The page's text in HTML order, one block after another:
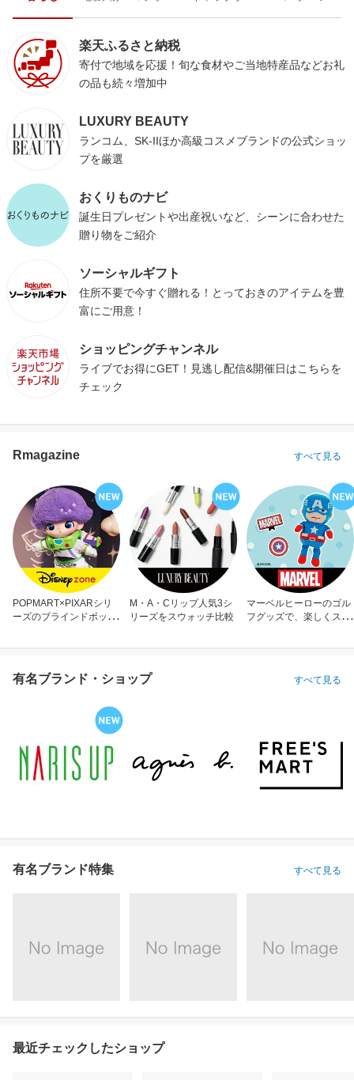
楽天ふるさと納税
寄付で地域を応援！旬な食材やご当地特産品などお礼
の品も続々増加中
LUXURY BEAUTY
ランコム、SK-IIほか高級コスメブランドの公式ショッ
プを厳選
おくりものナビ
誕生日プレゼントや出産祝いなど、シーンに合わせた
贈り物をご紹介
ソーシャルギフト
住所不要で今すぐ贈れる！とっておきのアイテムを豊
富にご用意！
ショッピングチャンネル
ライブでお得にGET！見逃し配信&開催日はこちらを
チェック
Rmagazine すべて見る
POPMART×PIXARシリ
ーズのブラインドボック
M・A・Cリップ人気3シ
リーズをスウォッチ比較
マーベルヒーローのゴル
フグッズで、楽しくスコ
有名ブランド・ショップ すべて見る
有名ブランド特集 すべて見る
最近チェックしたショップ